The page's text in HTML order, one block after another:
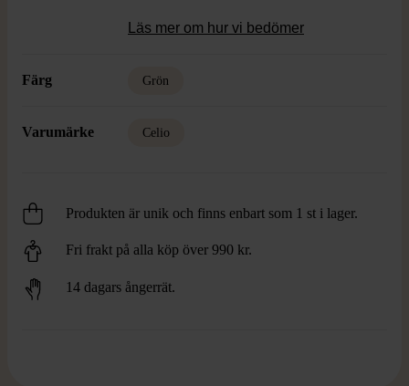
Läs mer om hur vi bedömer
Färg Grön
Varumärke Celio
Produkten är unik och finns enbart som 1 st i lager.
Fri frakt på alla köp över 990 kr.
14 dagars ångerrät.